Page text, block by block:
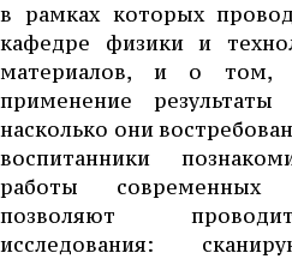
в рамках которых
кафедре физики и
материалов, и о том,
применение
насколько они
воспитанники
работы современных
позволяют
исследования: